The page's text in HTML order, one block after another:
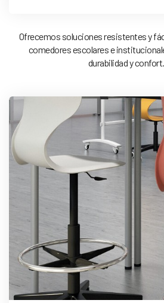
Ofrecemos soluciones resistentes y
comedores escolares e
durabilidad y confort.